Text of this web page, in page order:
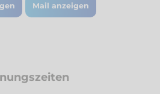
Mail anzeigen